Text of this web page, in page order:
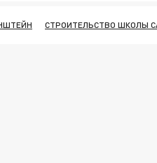
СТРОИТЕЛЬСТВО ШКОЛЫ